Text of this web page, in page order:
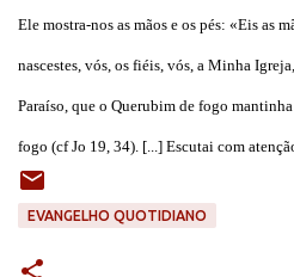
Ele mostra-nos as mãos e os pés: «Eis as
nascestes, vós, os fiéis, vós, a Minha
Paraíso, que o Querubim de fogo
fogo (cf Jo 19, 34). [...] Escutai com
EVANGELHO QUOTIDIANO